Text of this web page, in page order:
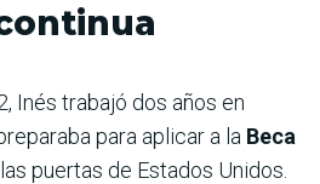
Inés trabajó dos años en
para aplicar a la Beca
puertas de Estados Unidos.